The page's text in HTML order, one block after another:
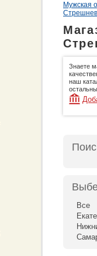
Мужская
Знаете
наш
Все